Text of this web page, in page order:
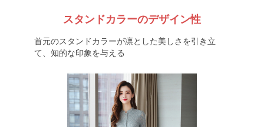
スタンドカラーのデザイン性
首元のスタンドカラーが凛とした美しさを引き立
て、知的な印象を与える